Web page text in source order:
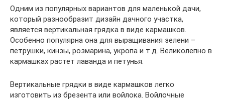
Одним из популярных вариантов для маленькой дачи,
который разнообразит дизайн дачного участка,
является вертикальная грядка в виде кармашков.
Особенно популярна она для выращивания зелени –
петрушки, кинзы, розмарина, укропа и т.д. Великолепно в
кармашках растет лаванда и петунья.
Вертикальные грядки в виде кармашков легко
изготовить из брезента или войлока. Войлочные